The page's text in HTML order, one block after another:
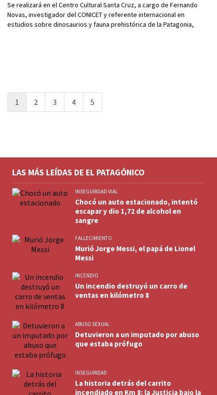
Se realizará en el Centro Cultural Santa Cruz, a cargo de Fernando
Novas, investigador del CONICET y referente internacional en
estudios sobre dinosaurios y fauna prehistórica de la Patagonia,
1 2 3 4 5
LAS MÁS LEÍDAS DE EL PATAGÓNICO
INSEGURIDAD VIAL
Chocó un auto estacionado, intentó
escapar y dio 1,72 de alcohol en
sangre
FALLECIMIENTO
Murió Jorge Messi, el papá de Lionel
Messi
INCENDIO
Un incendio destruyó un carro de
ventas en kilómetro 8
ABUSO SEXUAL
Detuvieron a un imputado por abuso
que estaba prófugo
INSEGURIDAD
La historia detrás del carrito
incendiado en Km 8: la Justicia bajo la